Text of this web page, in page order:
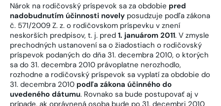
Nárok na rodičovský príspevok sa za obdobie pred
nadobudnutím účinnosti novely posudzuje podľa zákona
č. 571/2009 Z. z. o rodičovskom príspevku v znení
neskorších predpisov, t. j. pred 1. januárom 2011. V zmysle
prechodných ustanovení sa o žiadostiach o rodičovský
príspevok podaných do dňa 31. decembra 2010, o ktorých
sa do 31. decembra 2010 právoplatne nerozhodlo,
rozhodne a rodičovský príspevok sa vyplatí za obdobie do
31. decembra 2010 podľa zákona účinného do
uvedeného dátumu. Rovnako sa bude postupovať aj v
prípade, ak oprávnená osoba bude po 31. decembri 2010